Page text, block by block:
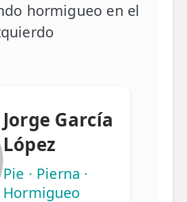
hormigueo en el
Jorge García
López
Pie · Pierna ·
Hormigueo